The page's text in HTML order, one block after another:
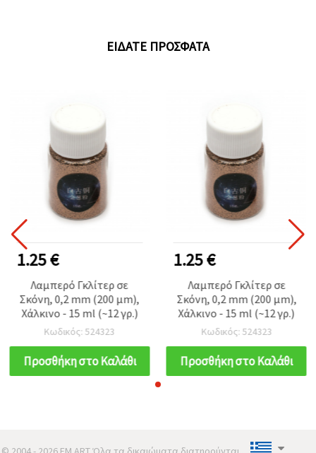
ΕΊΔΑΤΕ ΠΡΌΣΦΑΤΑ
1.25 €
Λαμπερό Γκλίτερ σε
Σκόνη, 0,2 mm (200 μm),
Χάλκινο - 15 ml (~12 γρ.)
Κωδικός: 524323
Προσθήκη στο Καλάθι
1.25 €
Λαμπερό Γκλίτερ σε
Σκόνη, 0,2 mm (200 μm),
Χάλκινο - 15 ml (~12 γρ.)
Κωδικός: 524323
Προσθήκη στο Καλάθι